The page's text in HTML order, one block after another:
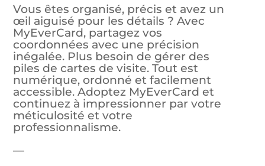
Vous êtes organisé, précis et avez un
œil aiguisé pour les détails ? Avec
MyEverCard, partagez vos
coordonnées avec une précision
inégalée. Plus besoin de gérer des
piles de cartes de visite. Tout est
numérique, ordonné et facilement
accessible. Adoptez MyEverCard et
continuez à impressionner par votre
méticulosité et votre
professionnalisme.
—